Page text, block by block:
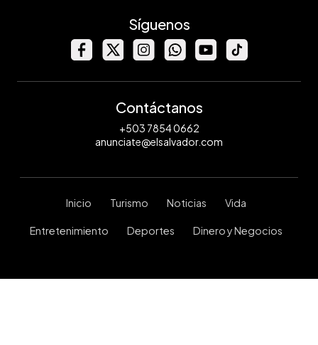
Síguenos
Contáctanos
+503 7854 0662
anunciate@elsalvador.com
Inicio Turismo Noticias Vida
Entretenimiento Deportes Dinero y Negocios